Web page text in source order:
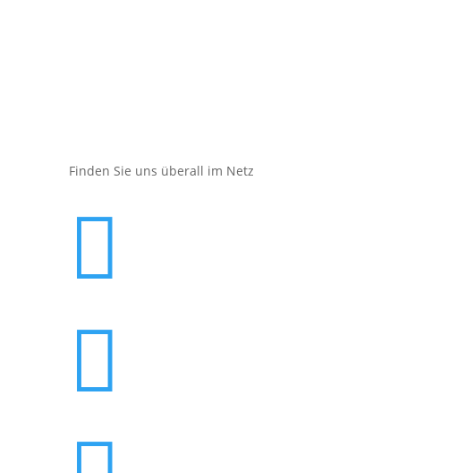
Finden Sie uns überall im Netz

